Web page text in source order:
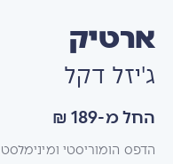
ארטיק
ג'יזל דקל
החל מ-189 ₪
הדפס הומוריסטי